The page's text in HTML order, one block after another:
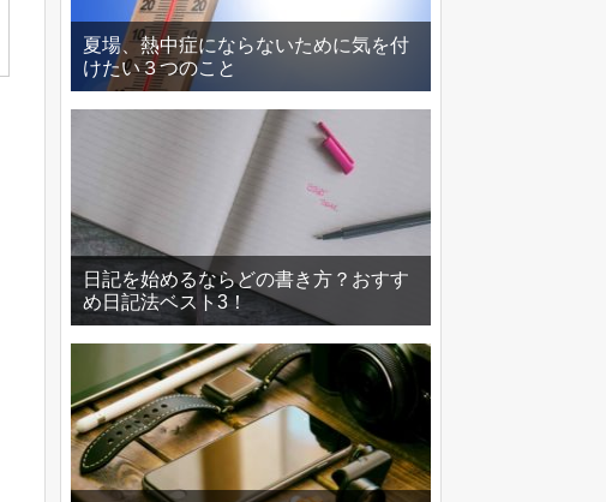
夏場、熱中症にならないために気を付
けたい３つのこと
日記を始めるならどの書き方？おすす
め日記法ベスト3！